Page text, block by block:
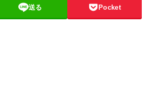
送る Pocket